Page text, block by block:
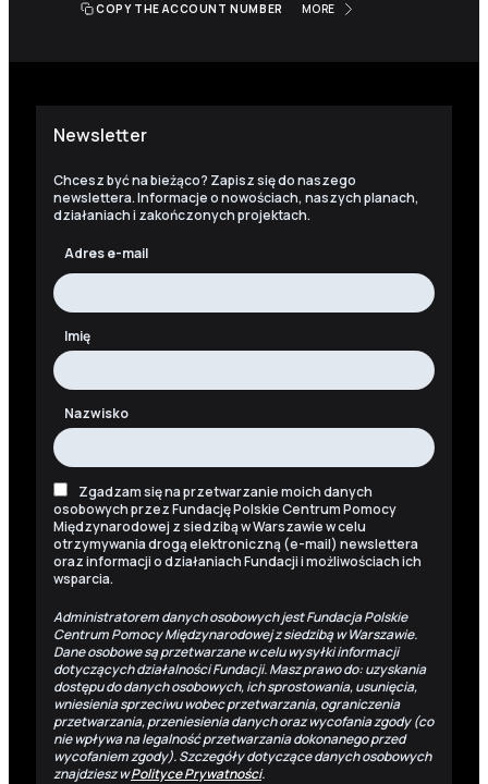
COPY THE ACCOUNT NUMBER MORE
Newsletter
Chcesz być na bieżąco? Zapisz się do naszego
newslettera. Informacje o nowościach, naszych planach,
działaniach i zakończonych projektach.
Adres e-mail
Imię
Nazwisko
Zgadzam się na przetwarzanie moich danych
osobowych przez Fundację Polskie Centrum Pomocy
Międzynarodowej z siedzibą w Warszawie w celu
otrzymywania drogą elektroniczną (e-mail) newslettera
oraz informacji o działaniach Fundacji i możliwościach ich
wsparcia.
Administratorem danych osobowych jest Fundacja Polskie
Centrum Pomocy Międzynarodowej z siedzibą w Warszawie.
Dane osobowe są przetwarzane w celu wysyłki informacji
dotyczących działalności Fundacji. Masz prawo do: uzyskania
dostępu do danych osobowych, ich sprostowania, usunięcia,
wniesienia sprzeciwu wobec przetwarzania, ograniczenia
przetwarzania, przeniesienia danych oraz wycofania zgody (co
nie wpływa na legalność przetwarzania dokonanego przed
wycofaniem zgody). Szczegóły dotyczące danych osobowych
znajdziesz wPolityce Prywatności.